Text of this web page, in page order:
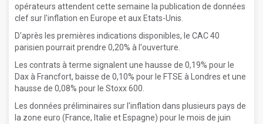
opérateurs attendent cette semaine la publication de données
clef sur l'inflation en Europe et aux Etats-Unis.
D'après les premières indications disponibles, le CAC 40
parisien pourrait prendre 0,20% à l'ouverture.
Les contrats à terme signalent une hausse de 0,19% pour le
Dax à Francfort, baisse de 0,10% pour le FTSE à Londres et une
hausse de 0,08% pour le Stoxx 600.
Les données préliminaires sur l'inflation dans plusieurs pays de
la zone euro (France, Italie et Espagne) pour le mois de juin